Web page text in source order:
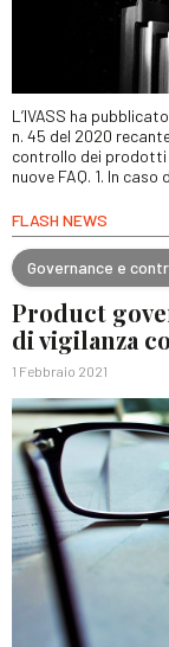
L’IVASS ha
n. 45 del 2020
controllo dei prodotti
nuove FAQ. 1. In
FLASH NEWS
Governance e
Product
di vigilanza
1 Febbraio 2021